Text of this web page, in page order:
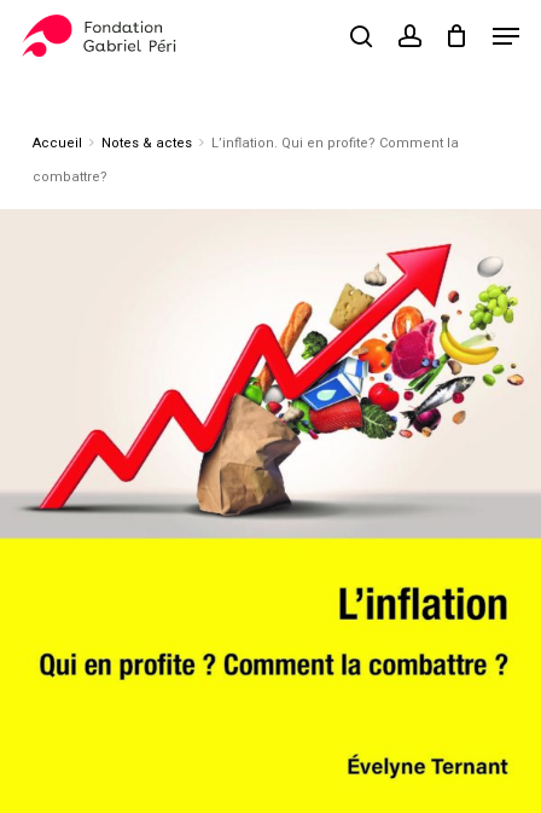
searchaccount
Panier Close
Accueil Notes & actes
L’inflation. Qui en profite? Comment la
combattre?